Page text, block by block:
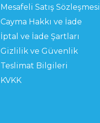
Mesafeli Satış Sözleşmesi
Cayma Hakkı ve İade
İptal ve İade Şartları
Gizlilik ve Güvenlik
Teslimat Bilgileri
KVKK